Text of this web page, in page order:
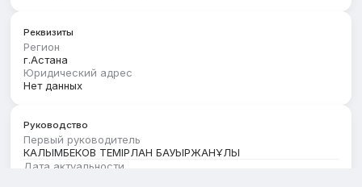
Реквизиты
Регион
г.Астана
Юридический адрес
Нет данных
Руководство
Первый руководитель
КАЛЫМБЕКОВ ТЕМІРЛАН БАУЫРЖАНҰЛЫ
Дата актуальности